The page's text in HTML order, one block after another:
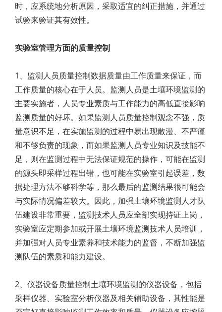
时，应系统地分析原因，采取适宜的纠正措施，并通过
试验来验证其有效性。
实验室管理方面的质量控制
1、监测人员质量控制数据质量由工作质量来保证，而
工作质量的核心在于人员。监测人员是土壤环境监测的
主要实施者，人员专业素质与工作能力的高低直接影响
监测质量的好坏。如果监测人员质量控制观念不强，质
量意识不足，在实施监测的过程中易出现散漫、不严谨
和不够负责的现象，而如果监测人员专业知识及技能不
足，则在监测过程中无法保证规范的操作，可能在监测
的源头即采样过程出错，也可能在实验室引起误差，数
据处理方法不够科学等，那么最后的监测结果很可能会
与实际情况偏差较大。因此，加强土壤环境监测人才队
伍建设非常重要，监测技术人员应全部实现持证上岗，
实验室应定期参加或开展土壤环境监测技术人员培训，
并加强对人员专业素养和技术能力的监督，不断加强监
测队伍的素质和能力建设。
2、仪器设备质量控制土壤环境监测的仪器设备，包括
采样仪器、实验室分析仪器及相关辅助设备，其性能是